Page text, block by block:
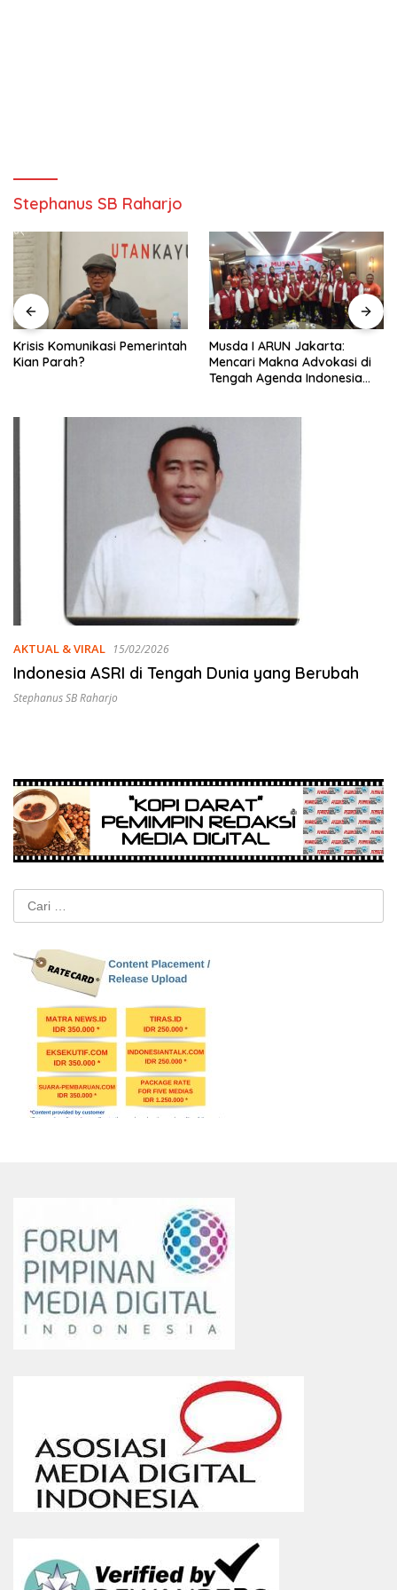
Stephanus SB Raharjo
Krisis Komunikasi Pemerintah
Kian Parah?
Musda I ARUN Jakarta:
Mencari Makna Advokasi di
Tengah Agenda Indonesia
AKTUAL & VIRAL 15/02/2026
Indonesia ASRI di Tengah Dunia yang Berubah
Stephanus SB Raharjo